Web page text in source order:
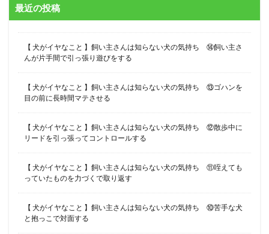
最近の投稿
【 犬がイヤなこと 】飼い主さんは知らない犬の気持ち ⑭飼い主さ
んが片手間で引っ張り遊びをする
【 犬がイヤなこと 】飼い主さんは知らない犬の気持ち ⑬ゴハンを
目の前に長時間マテさせる
【 犬がイヤなこと 】飼い主さんは知らない犬の気持ち ⑫散歩中に
リードを引っ張ってコントロールする
【 犬がイヤなこと 】飼い主さんは知らない犬の気持ち ⑪咥えても
っていたものを力づくで取り返す
【 犬がイヤなこと 】飼い主さんは知らない犬の気持ち ⑩苦手な犬
と抱っこで対面する